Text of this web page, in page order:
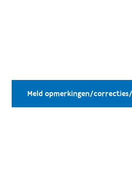
Meld opmerkingen/